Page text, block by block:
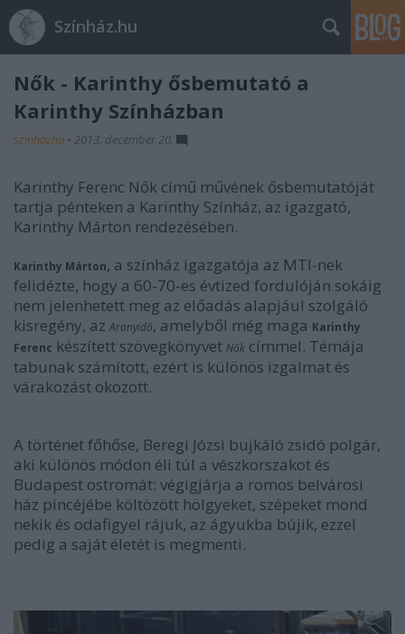
Színház.hu
Nők - Karinthy ősbemutató a
Karinthy Színházban
szinhazhu • 2013. december 20.
Karinthy Ferenc Nők című művének ősbemutatóját
tartja pénteken a Karinthy Színház, az igazgató,
Karinthy Márton rendezésében.
Karinthy Márton, a színház igazgatója az MTI-nek
felidézte, hogy a 60-70-es évtized fordulóján sokáig
nem jelenhetett meg az előadás alapjául szolgáló
kisregény, az Aranyidő, amelyből még maga Karinthy
Ferenc készített szövegkönyvet Nők címmel. Témája
tabunak számított, ezért is különös izgalmat és
várakozást okozott.
A történet főhőse, Beregi Józsi bujkáló zsidó polgár,
aki különös módon éli túl a vészkorszakot és
Budapest ostromát: végigjárja a romos belvárosi
ház pincéjébe költözött hölgyeket, szépeket mond
nekik és odafigyel rájuk, az ágyukba bújik, ezzel
pedig a saját életét is megmenti.